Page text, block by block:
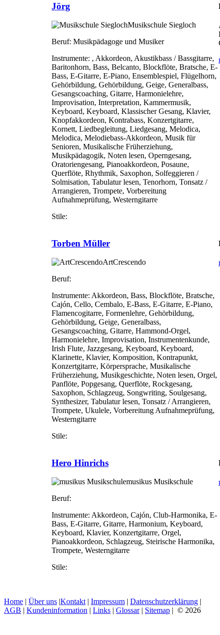
Jörg
Musikschule Siegloch
Beruf: Musikpädagoge und Musiker
Instrumente: , Akkordeon, Akustikbass / Bassgitarre,
Baritonhorn, Bass, Belcanto, Blockflöte, Bratsche, E-
Bass, E-Gitarre, E-Piano, Ensemblespiel, Flügelhorn,
Gehörbildung, Gehörbildung, Geige, Generalbass,
Gesangscoaching, Gitarre, Harmonielehre,
Improvisation, Interpretation, Kammermusik,
Keyboard, Keyboard, Klassischer Gesang, Klavier,
Knopfakkordeon, Kontrabass, Konzertgitarre,
Kornett, Liedbegleitung, Liedgesang, Melodica,
Melodica, Melodiebass-Akkordeon, Musik für
Senioren, Musikalische Früherziehung,
Musikpädagogik, Noten lesen, Operngesang,
Oratoriengesang, Pianoakkordeon, Posaune,
Querflöte, Rhythmik, Saxophon, Solfeggieren /
Solmisation, Tabulatur lesen, Tenorhorn, Tonsatz /
Arrangieren, Trompete, Vorbereitung
Aufnahmeprüfung, Westerngitarre
Stile:
Torben Müller
ArtCrescendo
Beruf:
Instrumente: Akkordeon, Bass, Blockflöte, Bratsche,
Cajón, Cello, Cembalo, E-Bass, E-Gitarre, E-Piano,
Flamencogitarre, Formenlehre, Gehörbildung,
Gehörbildung, Geige, Generalbass,
Gesangscoaching, Gitarre, Hammond-Orgel,
Harmonielehre, Improvisation, Instrumentenkunde,
Irish Flute, Jazzgesang, Keyboard, Keyboard,
Klarinette, Klavier, Komposition, Kontrapunkt,
Konzertgitarre, Körpersprache, Musikalische
Früherziehung, Musikgeschichte, Noten lesen, Orgel,
Panflöte, Popgesang, Querflöte, Rockgesang,
Saxophon, Schlagzeug, Songwriting, Soulgesang,
Synthesizer, Tabulatur lesen, Tonsatz / Arrangieren,
Trompete, Ukulele, Vorbereitung Aufnahmeprüfung,
Westerngitarre
Stile:
Hero Hinrichs
musikus Musikschule
Beruf:
Instrumente: Akkordeon, Cajón, Club-Harmonika, E-
Bass, E-Gitarre, Gitarre, Harmonium, Keyboard,
Keyboard, Klavier, Konzertgitarre, Orgel,
Pianoakkordeon, Schlagzeug, Steirische Harmonika,
Trompete, Westerngitarre
Stile:
Home | Über uns |Kontakt | Impressum | Datenschutzerklärung |
AGB | Kundeninformation | Links | Glossar| Sitemap | © 2026